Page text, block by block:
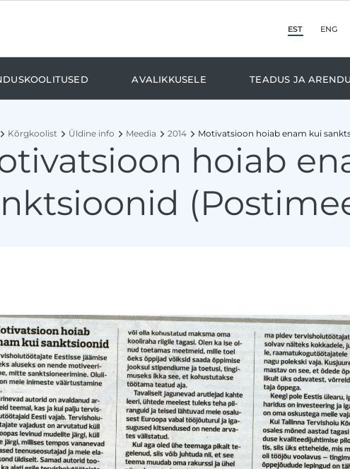
est eng
Avalikkusele Teadus ja
Kõrgkoolist Üldine info Meedia 2014 Motivatsioon hoiab enam kui
hoiab